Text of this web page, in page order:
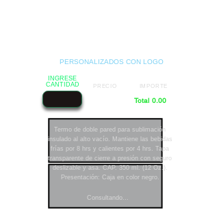
PERSONALIZADOS CON LOGO
INGRESE
CANTIDAD
Total 0.00
IMPORTE
PRECIO
Termo de doble pared para sublimación
insulado al alto vacío. Mantiene las bebidas
frías por 8 hrs y calientes por 4 hrs. Tapa
transparente de cierre a presión con seguro
deslizable y asa. CAP. 350 ml. (12 Oz.).
Presentación: Caja en color negro.
Consultando...